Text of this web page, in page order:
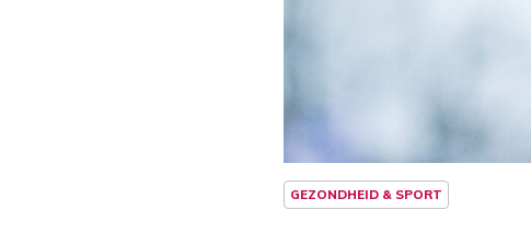
GEZONDHEID & SPORT